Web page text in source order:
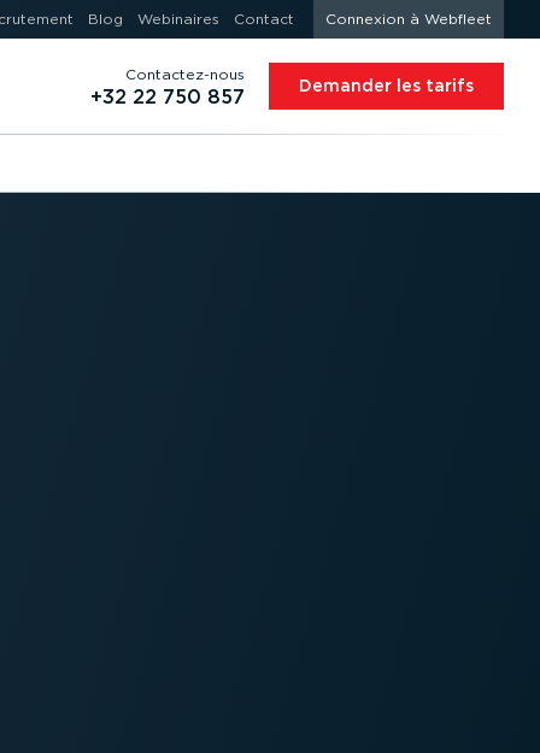
Blog Webinaires Contact Connexion à Webfleet
Contac­tez-nous
+32 22 750 857 Demander les tarifs